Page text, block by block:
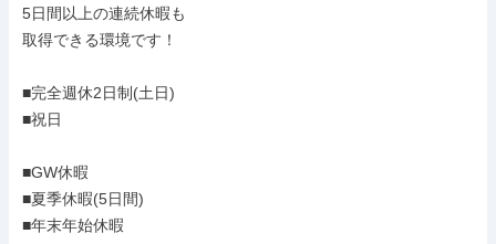
5日間以上の連続休暇も
取得できる環境です！
■完全週休2日制(土日)
■祝日
■GW休暇
■夏季休暇(5日間)
■年末年始休暇